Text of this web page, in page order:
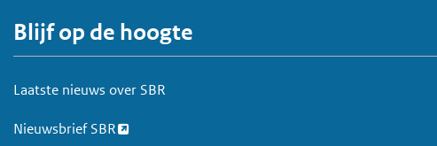
V
o
e
t
Blijf op de hoogte
Laatste nieuws over SBR
Nieuwsbrief SBR